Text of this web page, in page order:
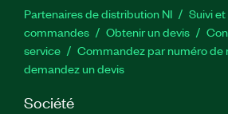
Partenaires de distribution NI
Suivi
commandes
Obtenir un devis
service
Commandez par numéro de
demandez un devis
Société